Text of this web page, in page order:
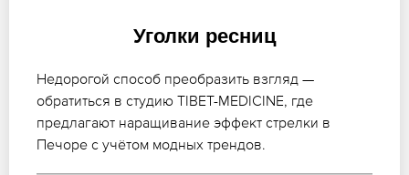
Уголки ресниц
Недорогой способ преобразить взгляд —
обратиться в студию TIBET-MEDICINE, где
предлагают наращивание эффект стрелки в
Печоре с учётом модных трендов.